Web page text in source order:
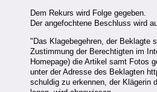
Dem Rekurs wird Folge gegeben.
Der angefochtene Beschluss wird
"Das Klagebegehren, der Beklagte
Zustimmung der Berechtigten im
Homepage) die Artikel samt Fotos
unter der Adresse des Beklagten
schuldig zu erkennen, der Klägerin